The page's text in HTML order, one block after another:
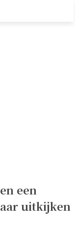
een
uitkijken